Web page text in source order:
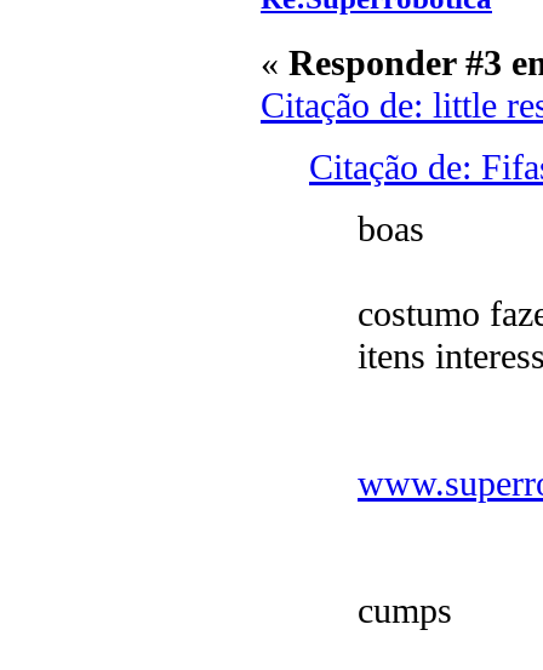
« Responder #3
Citação de: little
Citação de:
boas
costumo
itens
cumps